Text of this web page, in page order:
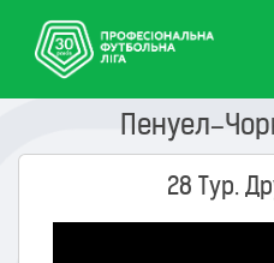
28 Тур.